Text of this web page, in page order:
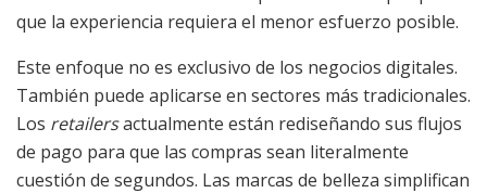
que la experiencia requiera el menor esfuerzo posible.
Este enfoque no es exclusivo de los negocios digitales.
También puede aplicarse en sectores más tradicionales.
Los retailersactualmente están rediseñando sus flujos
de pago para que las compras sean literalmente
cuestión de segundos. Las marcas de belleza simplifican